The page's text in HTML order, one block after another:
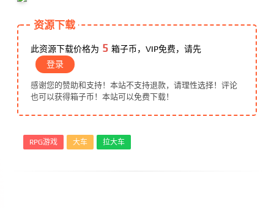
资源下载
此资源下载价格为 5 箱子币，VIP免费，请先
登录
感谢您的赞助和支持！本站不支持退款，请理性选择！评论
也可以获得箱子币！本站可以免费下载！
RPG游戏 大车 拉大车